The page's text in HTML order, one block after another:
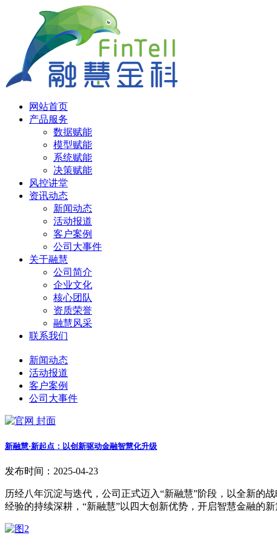
网站首页
产品服务
数据赋能
模型赋能
系统赋能
决策赋能
风控讲堂
资讯动态
新闻动态
活动报道
客户案例
公司大事件
关于融慧
公司简介
企业文化
核心团队
资质荣誉
融慧风采
联系我们
新闻动态
活动报道
客户案例
公司大事件
新融慧·新起点：以创新驱动金融智慧化升级
发布时间：2025-04-23
历经八年沉淀与迭代，公司正式迈入“新融慧”阶段，以全新的
经验的持续深耕，“新融慧”以四大创新优势，开启智慧金融的新